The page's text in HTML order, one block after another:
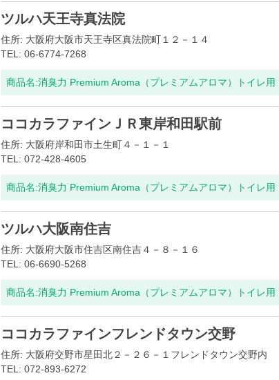
ツルハ天王寺真法院
住所: 大阪府大阪市天王寺区真法院町１２－１４
TEL: 06-6774-7268
商品名:消臭力 Premium Aroma（プレミアムアロマ）トイレ用
ココカラファインＪＲ東岸和田駅前
住所: 大阪府岸和田市土生町４－１－１
TEL: 072-428-4605
商品名:消臭力 Premium Aroma（プレミアムアロマ）トイレ用
ツルハ大阪南住吉
住所: 大阪府大阪市住吉区南住吉４－８－１６
TEL: 06-6690-5268
商品名:消臭力 Premium Aroma（プレミアムアロマ）トイレ用
ココカラファインフレンドタウン交野
住所: 大阪府交野市星田北２－２６－１フレンドタウン交野内
TEL: 072-893-6272